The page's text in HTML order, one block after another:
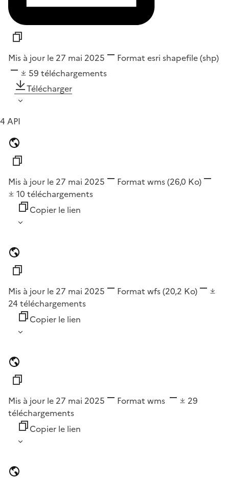
Mis à jour le 27 mai 2025 Format esri shapefile (shp)
59 téléchargements
Télécharger
4 API
Mis à jour le 27 mai 2025 Format wms(26,0 Ko)
10 téléchargements
Copier le lien
Mis à jour le 27 mai 2025 Format wfs(20,2 Ko)
24 téléchargements
Copier le lien
Mis à jour le 27 mai 2025 Format wms
29
téléchargements
Copier le lien